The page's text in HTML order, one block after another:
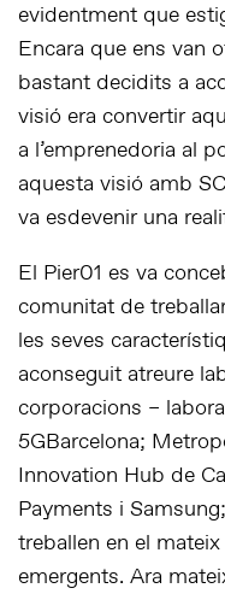
evidentment que
Encara que ens van
bastant decidits a
visió era convertir
a l’emprenedoria al
aquesta visió amb
va esdevenir una
El Pier01 es va
comunitat de
les seves
aconseguit atreure
corporacions –
5GBarcelona;
Innovation Hub de
Payments i
treballen en el
emergents. Ara